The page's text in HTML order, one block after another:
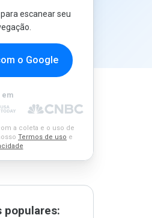
escanear seu
o Google
em
a coleta e o uso de
Termos de uso e
populares: